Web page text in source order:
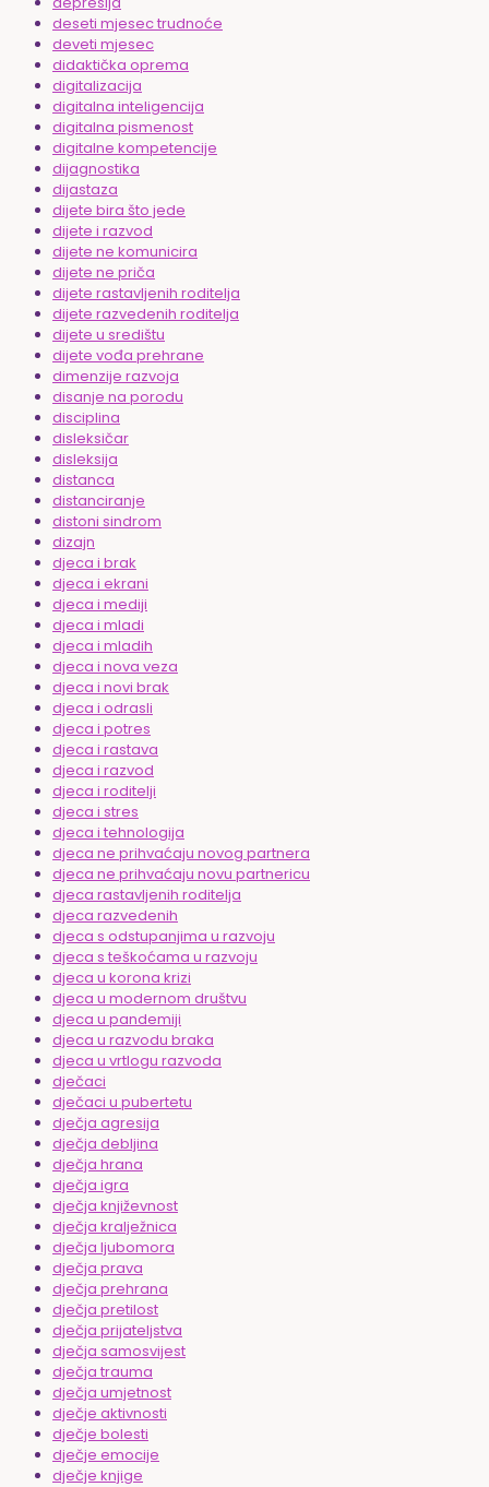
deseti mjesec trudnoće
deveti mjesec
didaktička oprema
digitalizacija
digitalna inteligencija
digitalna pismenost
digitalne kompetencije
dijagnostika
dijastaza
dijete bira što jede
dijete i razvod
dijete ne komunicira
dijete ne priča
dijete rastavljenih roditelja
dijete razvedenih roditelja
dijete u središtu
dijete vođa prehrane
dimenzije razvoja
disanje na porodu
disciplina
disleksičar
disleksija
distanca
distanciranje
distoni sindrom
dizajn
djeca i brak
djeca i ekrani
djeca i mediji
djeca i mladi
djeca i mladih
djeca i nova veza
djeca i novi brak
djeca i odrasli
djeca i potres
djeca i rastava
djeca i razvod
djeca i roditelji
djeca i stres
djeca i tehnologija
djeca ne prihvaćaju novog partnera
djeca ne prihvaćaju novu partnericu
djeca rastavljenih roditelja
djeca razvedenih
djeca s odstupanjima u razvoju
djeca s teškoćama u razvoju
djeca u korona krizi
djeca u modernom društvu
djeca u pandemiji
djeca u razvodu braka
djeca u vrtlogu razvoda
dječaci
dječaci u pubertetu
dječja agresija
dječja debljina
dječja hrana
dječja igra
dječja književnost
dječja kralježnica
dječja ljubomora
dječja prava
dječja prehrana
dječja pretilost
dječja prijateljstva
dječja samosvijest
dječja trauma
dječja umjetnost
dječje aktivnosti
dječje bolesti
dječje emocije
dječje knjige